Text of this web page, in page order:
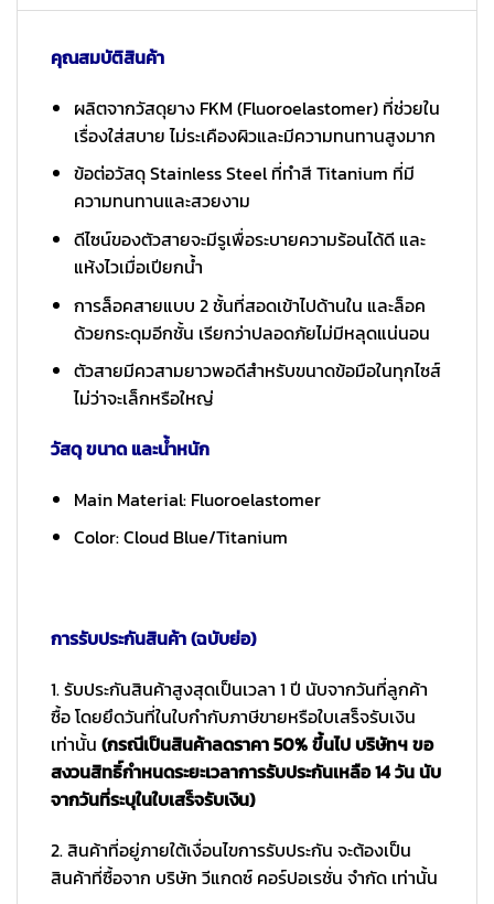
คุณสมบัติสินค้า
ผลิตจากวัสดุยาง FKM (Fluoroelastomer) ที่ช่วยใน
เรื่องใส่สบาย ไม่ระเคืองผิวและมีความทนทานสูงมาก
ข้อต่อวัสดุ Stainless Steel ที่ทำสี Titanium ที่มี
ความทนทานและสวยงาม
ดีไซน์ของตัวสายจะมีรูเพื่อระบายความร้อนได้ดี และ
แห้งไวเมื่อเปียกน้ำ
การล็อคสายแบบ 2 ชั้นที่สอดเข้าไปด้านใน และล็อค
ด้วยกระดุมอีกชั้น เรียกว่าปลอดภัยไม่มีหลุดแน่นอน
ตัวสายมีควสามยาวพอดีสำหรับขนาดข้อมือในทุกไซส์
ไม่ว่าจะเล็กหรือใหญ่
วัสดุ ขนาด และน้ำหนัก
Main Material: Fluoroelastomer
Color: Cloud Blue/Titanium
การรับประกันสินค้า (ฉบับย่อ)
1. รับประกันสินค้าสูงสุดเป็นเวลา 1 ปี นับจากวันที่ลูกค้า
ซื้อ โดยยึดวันที่ในใบกำกับภาษีขายหรือใบเสร็จรับเงิน
เท่านั้น (กรณีเป็นสินค้าลดราคา 50% ขึ้นไป บริษัทฯ ขอ
สงวนสิทธิ์กำหนดระยะเวลาการรับประกันเหลือ 14 วัน นับ
จากวันที่ระบุในใบเสร็จรับเงิน)
2. สินค้าที่อยู่ภายใต้เงื่อนไขการรับประกัน จะต้องเป็น
สินค้าที่ซื้อจาก บริษัท วีแกดซ์ คอร์ปอเรชั่น จำกัด เท่านั้น